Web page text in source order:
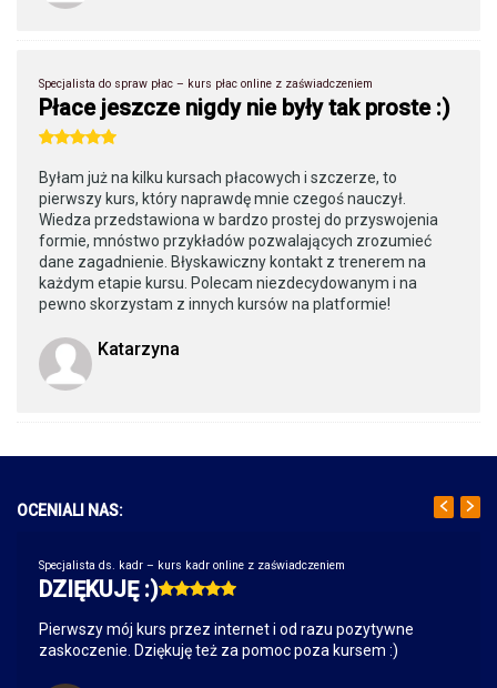
Specjalista do spraw płac – kurs płac online z zaświadczeniem
Płace jeszcze nigdy nie były tak proste :)
Byłam już na kilku kursach płacowych i szczerze, to
pierwszy kurs, który naprawdę mnie czegoś nauczył.
Wiedza przedstawiona w bardzo prostej do przyswojenia
formie, mnóstwo przykładów pozwalających zrozumieć
dane zagadnienie. Błyskawiczny kontakt z trenerem na
każdym etapie kursu. Polecam niezdecydowanym i na
pewno skorzystam z innych kursów na platformie!
Katarzyna
OCENIALI NAS:
Specjalista ds. kadr – kurs kadr online z zaświadczeniem
DZIĘKUJĘ :)
Pierwszy mój kurs przez internet i od razu pozytywne
zaskoczenie. Dziękuję też za pomoc poza kursem :)